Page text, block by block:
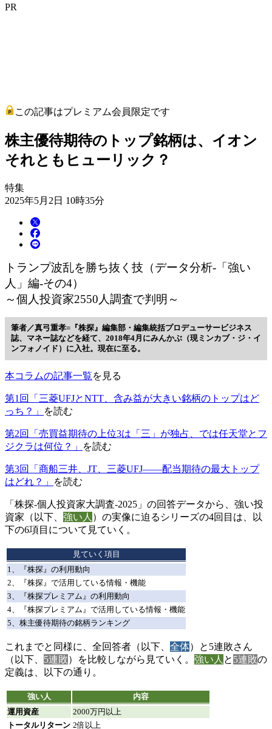
PR
この記事はプレミアム会員限定です
株主優待期待のトップ銘柄は、イオン
それともヒューリック？
特集
2025年5月2日 10時35分
トランプ波乱を勝ち抜く技（データ分析-「強い
人」編-その4）
～個人投資家2550人調査で判明～
筆者／真弓重孝=『株探』編集部・編集統括プロデューサービジネス
誌、マネー誌などを経て、2018年4月にみんかぶ（現ミンカブ・ジ・イ
ンフォノイド）に入社。現在に至る。
本コラムの記事一覧を見る
第1回「三菱UFJとNTT、含み益が大きい銘柄のトップはど
っち？」
を読む
第2回「売買益期待の上位3は「三」が独占、では任天堂とフ
ジクラは何位？」
を読む
第3回「商船三井、JT、三菱UFJ――配当期待の最大トップ
はどれ？」
を読む
「株探-個人投資家大調査-2025」の回答データから、強い投
資家（以下、 強い人 ）の実像に迫るシリーズの4回目は、以
下の6項目について見ていく。
見ていく項目
1、『株探』の利用動向
2、『株探』で活用している情報・機能
3、『株探プレミアム』の利用動向
4、『株探プレミアム』で活用している情報・機能
5、株主優待期待の銘柄ランキング
これまでと同様に、全回答者（以下、 全体）と5連敗さん
（以下、 5連敗）を比較しながら見ていく。 強い人 と 5連敗の
定義は、以下の通り。
強い人
内容
運用資産
2000万円以上
トータルリターン 2倍以上